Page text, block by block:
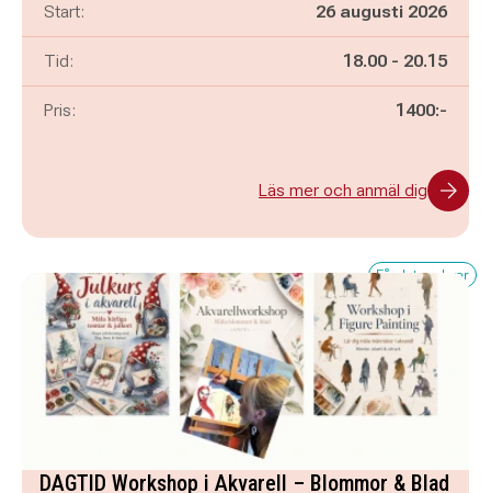
Start: 26 augusti 2026
Tid: Pågår mellan
18.00 - och
20.15
Pris: 1400:-
Läs mer och anmäl dig
Få platser kvar
DAGTID Workshop i Akvarell – Blommor & Blad